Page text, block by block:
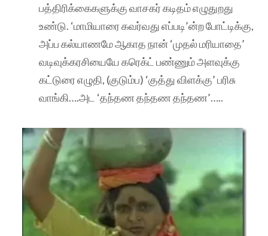
பத்திரிக்கைகளுக்கு வாசகர் கடிதம் எழுதுறது
உண்டு. ‘மாமியாரை கவர்வது எப்படி’ன்ற போட்டிக்கு,
அப்ப கல்யாணமே ஆகாத நான் ‘முதல் மரியாதை’
வடிவுக்கரசியையே கரெக்ட் பண்ணும் அளவுக்கு
கட்டுரை எழுதி, (குடும்ப) ‘குத்து விளக்கு’ பரிசு
வாங்கி….அட ‘தந்தண தந்தண தந்தண’…..